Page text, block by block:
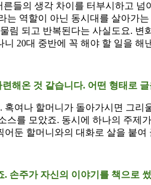
른들의 생각 차이를 터부시하고
는 역할이 아닌 동시대를 살아가
림 되고 반복된다는 사실도요.
20대 중반에 꼭 해야 할 일을
해온 것 같습니다. 어떤 형태로
여나 할머니가 돌아가시면 그
스를 모았죠. 동시에 하나의 주
둔 할머니와의 대화로 살을 붙
손주가 자신의 이야기를 책으로